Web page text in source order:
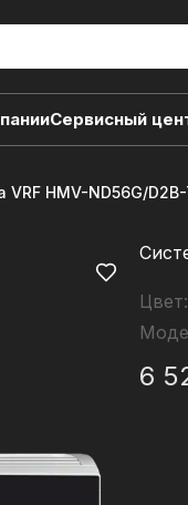
Сервисный
VRF HMV-ND56G/
Цвет:
6